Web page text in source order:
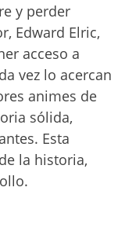
y perder
Edward Elric,
acceso a
vez lo acercan
animes de
sólida,
Esta
la historia,